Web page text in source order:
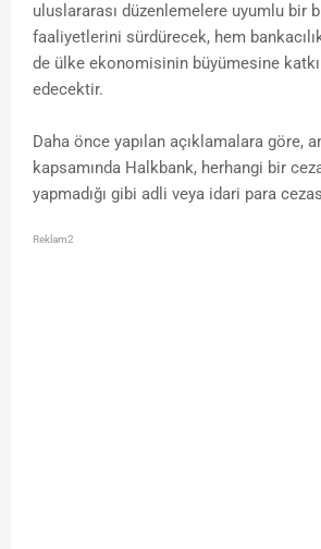
uluslararası düzenlemelere uyumlu bir
faaliyetlerini sürdürecek, hem
de ülke ekonomisinin büyümesine
edecektir.
Daha önce yapılan açıklamalara göre,
kapsamında Halkbank, herhangi bir
yapmadığı gibi adli veya idari para
Reklam2